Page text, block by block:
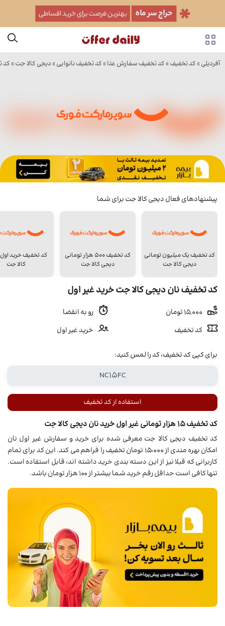
آفردیلی » کد تخفیف » کد تخفیف سفارش غذا » کد تخفیف نانوایی » دیجی کالا جت » کد
پیشنهادهای فعال دیجی کالا جت برای شما
کد تخفیف یک میلیون تومانی
دیجی کالا جت
کد تخفیف 500 هزار تومانی
دیجی کالا جت
کد تخفیف خرید
کالا جت
کد تخفیف نان دیجی کالا جت خرید غیر اول
رو به انقضا
کد تخفیف
خرید غیر اول
برای کپی کد تخفیف، کد را لمس کنید:
استفاده از کد تخفیف
کد تخفیف 15 هزار تومانی غیر اول خرید نان دیجی کالا جت
کد تخفیف دیجی کالا جت معرفی شده برای خرید و سفارش غیر اول نان
امکان بهره مندی از 15،000 تومان تخفیف را فراهم می کند. این کد برای تمام
کاربرانی که قبلا نیز از این دسته بندی خرید داشته اند، قابل استفاده است.
تنها کافی است حداقل رقم خرید شما بیشتر از 100 هزار تومان باشد.